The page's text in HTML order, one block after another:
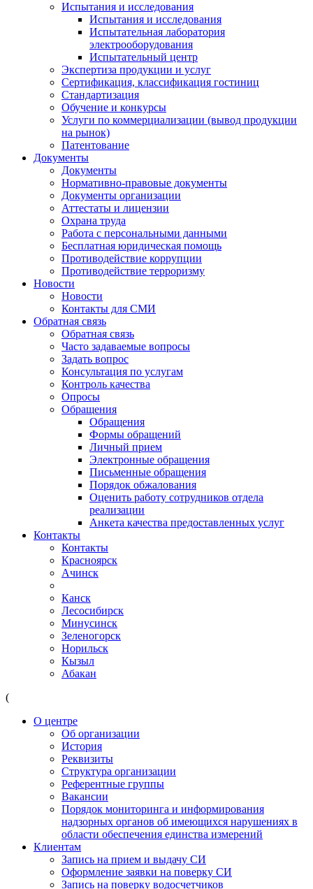
Испытания и исследования
Испытания и исследования
Испытательная лаборатория
электрооборудования
Испытательный центр
Экспертиза продукции и услуг
Сертификация, классификация гостиниц
Стандартизация
Обучение и конкурсы
Услуги по коммерциализации (вывод продукции
на рынок)
Патентование
Документы
Документы
Нормативно-правовые документы
Документы организации
Аттестаты и лицензии
Охрана труда
Работа с персональными данными
Бесплатная юридическая помощь
Противодействие коррупции
Противодействие терроризму
Новости
Новости
Контакты для СМИ
Обратная связь
Обратная связь
Часто задаваемые вопросы
Задать вопрос
Консультация по услугам
Контроль качества
Опросы
Обращения
Обращения
Формы обращений
Личный прием
Электронные обращения
Письменные обращения
Порядок обжалования
Оценить работу сотрудников отдела
реализации
Анкета качества предоставленных услуг
Контакты
Контакты
Красноярск
Ачинск
Канск
Лесосибирск
Минусинск
Зеленогорск
Норильск
Кызыл
Абакан
(
О центре
Об организации
История
Реквизиты
Структура организации
Референтные группы
Вакансии
Порядок мониторинга и информирования
надзорных органов об имеющихся нарушениях в
области обеспечения единства измерений
Клиентам
Запись на прием и выдачу СИ
Оформление заявки на поверку СИ
Запись на поверку водосчетчиков